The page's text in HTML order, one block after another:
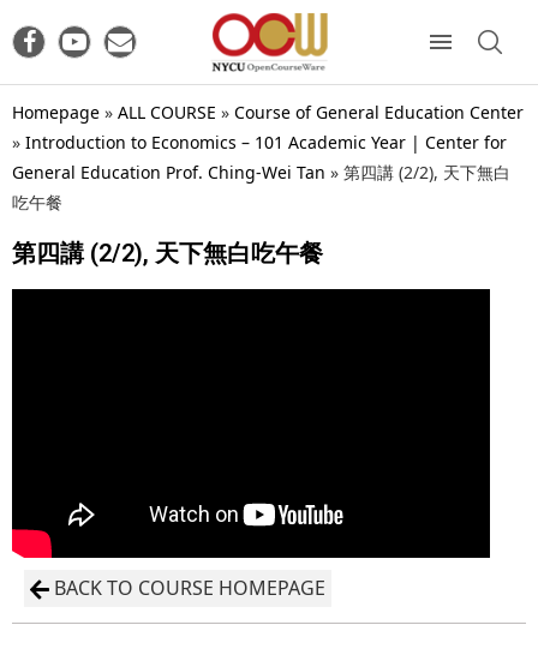
Homepage » ALL COURSE » Course of General Education Center
» Introduction to Economics – 101 Academic Year | Center for
General Education Prof. Ching-Wei Tan » 第四講 (2/2), 天下無白
吃午餐
第四講 (2/2), 天下無白吃午餐
BACK TO COURSE HOMEPAGE